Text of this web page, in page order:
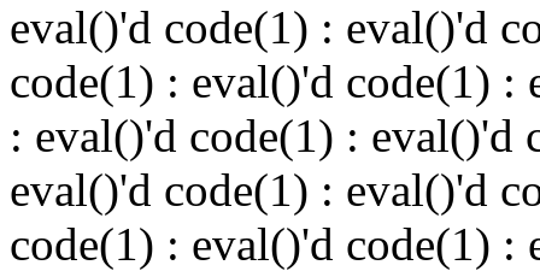
eval()'d code(1) : eval()'d
code(1) : eval()'d code(1) :
: eval()'d code(1) : eval()'d
eval()'d code(1) : eval()'d
code(1) : eval()'d code(1) :